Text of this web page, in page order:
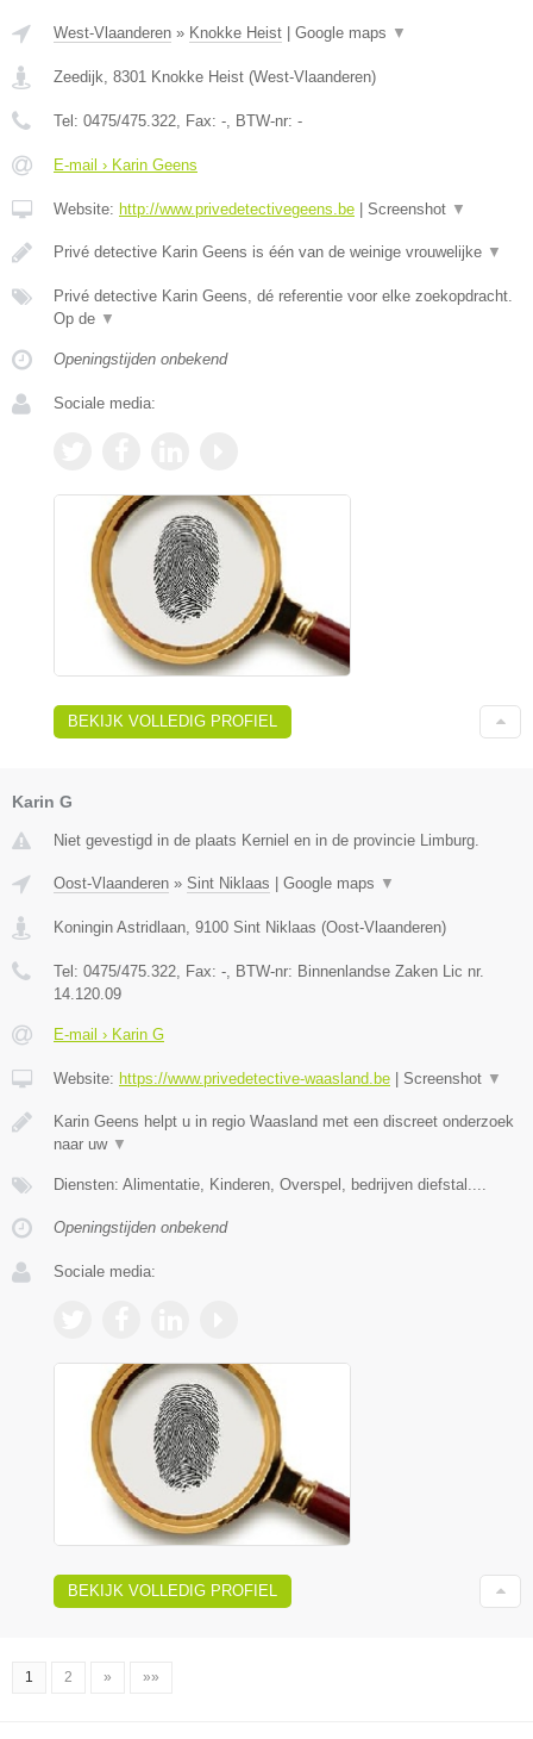
West-Vlaanderen » Knokke Heist | Google maps ▼
Zeedijk 8301 Knokke Heist (West-Vlaanderen)
Tel: 0475/475.322 , Fax: - , BTW-nr: -
E-mail › Karin Geens
Website: http://www.privedetectivegeens.be | Screenshot ▼
Privé detective Karin Geens is één van de weinige vrouwelijke ▼
Privé detective Karin Geens, dé referentie voor elke zoekopdracht.
Op de ▼
Openingstijden onbekend
Sociale media:
BEKIJK VOLLEDIG PROFIEL
Karin G
Niet gevestigd in de plaats Kerniel en in de provincie Limburg.
Oost-Vlaanderen » Sint Niklaas Google maps ▼
Koningin Astridlaan, 9100 Sint Niklaas (Oost-Vlaanderen)
Tel: 0475/475.322, Fax: -, BTW-nr: Binnenlandse Zaken Lic nr.
14.120.09
E-mail › Karin G
Website: https://www.privedetective-waasland.be Screenshot ▼
Karin Geens helpt u in regio Waasland met een discreet onderzoek
naar uw ▼
Diensten: Alimentatie, Kinderen, Overspel, bedrijven diefstal....
Openingstijden onbekend
Sociale media:
BEKIJK VOLLEDIG PROFIEL
1 2 » »»